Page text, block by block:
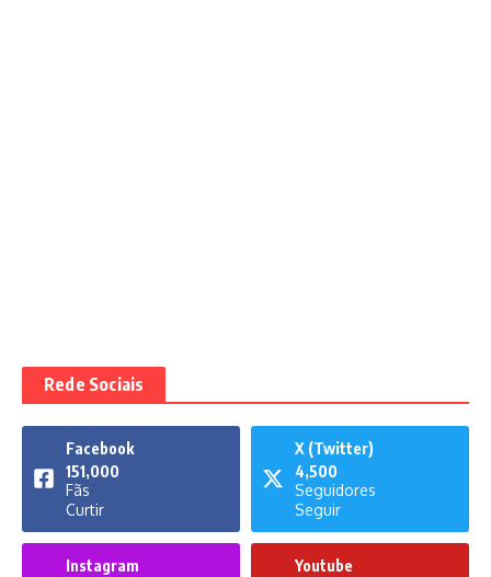
Rede Sociais
Facebook
151,000
Fãs
Curtir
X (Twitter)
4,500
Seguidores
Seguir
Instagram
Youtube